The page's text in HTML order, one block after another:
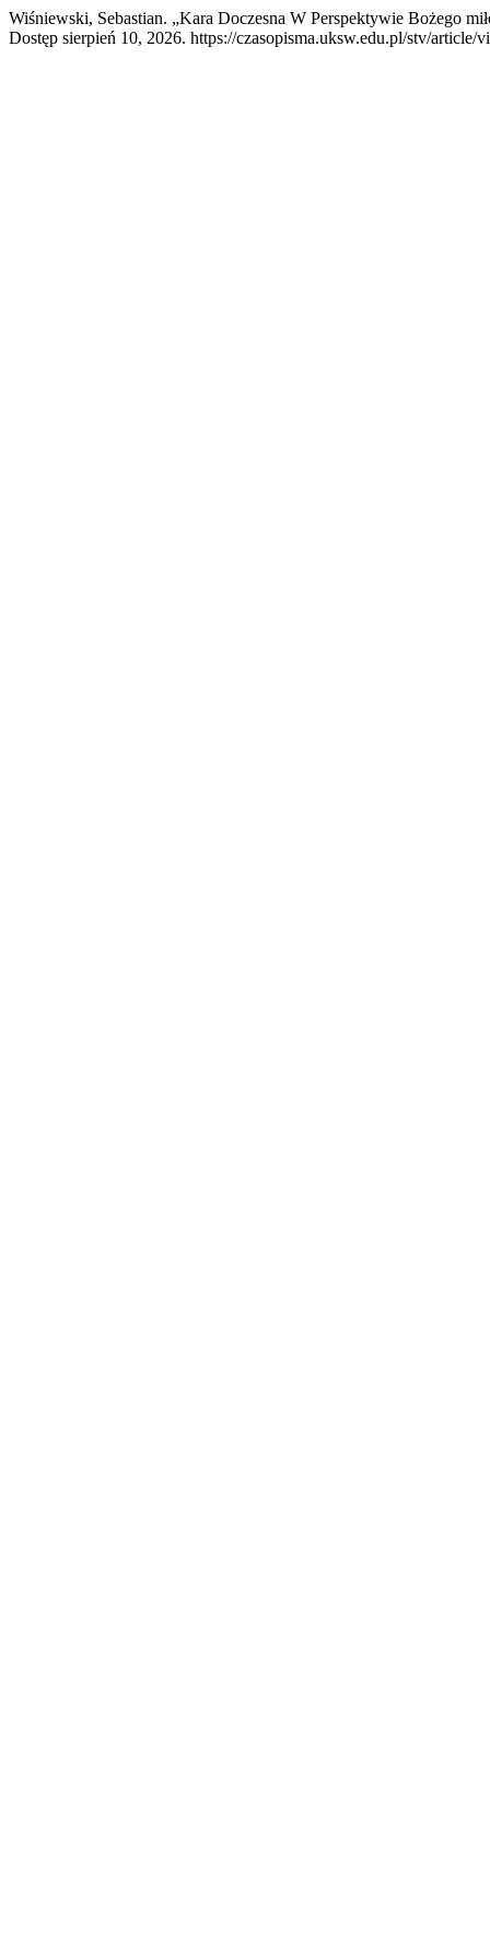
Wiśniewski, Sebastian. „Kara Doczesna W Perspektywie Bożego
Dostęp sierpień 10, 2026. https://czasopisma.uksw.edu.pl/stv/article/